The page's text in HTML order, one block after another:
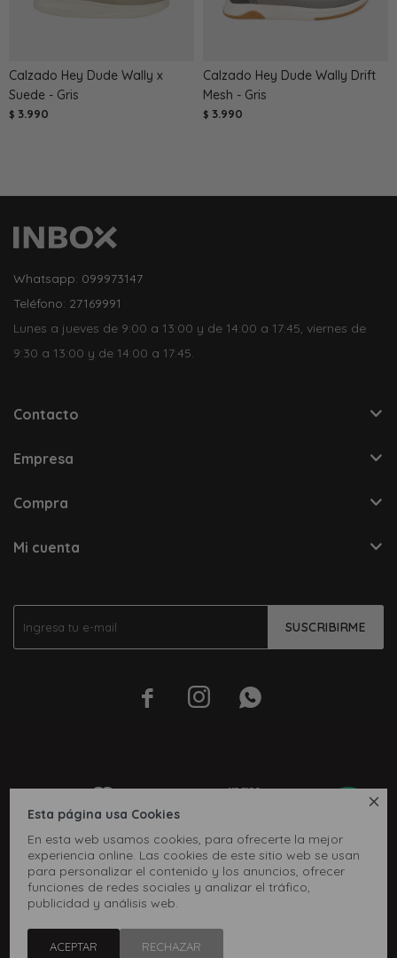

Esta página usa Cookies
En esta web usamos cookies, para ofrecerte la mejor
experiencia online. Las cookies de este sitio web se usan
para personalizar el contenido y los anuncios, ofrecer
funciones de redes sociales y analizar el tráfico,
publicidad y análisis web.
ACEPTAR RECHAZAR
Calzado Hey Dude Wally x
Suede - Gris
$ 3.990
Calzado Hey Dude Wally Drift
Mesh - Gris
$ 3.990
SUSCRIBIRME
  
Whatsapp: 099973147
Teléfono: 27169991
Lunes a jueves de 9:00 a 13:00 y de 14:00 a 17:45, viernes de
9:30 a 13:00 y de 14:00 a 17:45.
Contacto
Empresa
Compra
Mi cuenta